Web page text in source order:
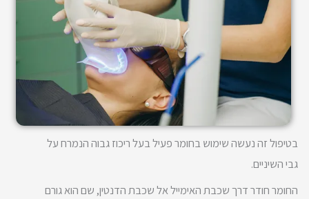
בטיפול זה נעשה שימוש בחומר פעיל בעל ריכוז גבוה הנמרח על
גבי השיניים.
החומר חודר דרך שכבת האימייל אל שכבת הדנטין, שם הוא גורם